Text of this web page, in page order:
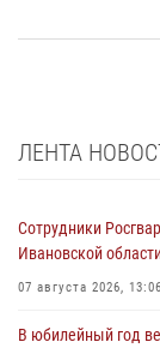
ЛЕНТА
Сотрудники
Ивановской
07 августа 2026, 13:06
В юбилейный год